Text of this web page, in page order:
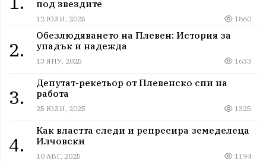
под звездите
12 ЮЛИ, 2025 1860
2.
Обезлюдяването на Плевен: История за
упадък и надежда
13 ЯНУ, 2025 1633
3.
Депутат-рекетьор от Плевенско спи на
работа
25 ЮЛИ, 2025 1325
4.
Как властта следи и репресира земеделеца
Илчовски
10 АВГ, 2025 1194